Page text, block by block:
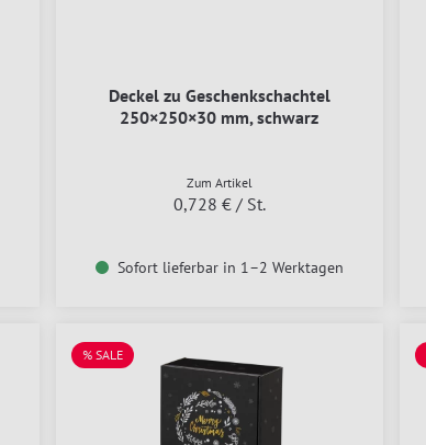
Deckel zu Geschenkschachtel
250×250×30 mm, schwarz
Zum Artikel
0,728 € / St.
Sofort lieferbar in 1–2 Werktagen
% SALE